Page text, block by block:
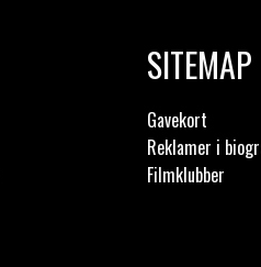
SITEMAP
Gavekort
Reklamer i
Filmklubber